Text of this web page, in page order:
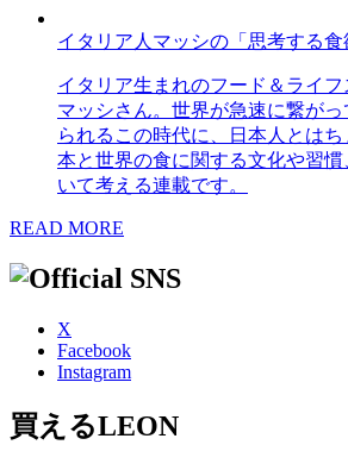
イタリア人マッシの「思考する食
イタリア生まれのフード＆ライフ
マッシさん。世界が急速に繋が
られるこの時代に、日本人とは
本と世界の食に関する文化や習
いて考える連載です。
READ MORE
X
Facebook
Instagram
買えるLEON